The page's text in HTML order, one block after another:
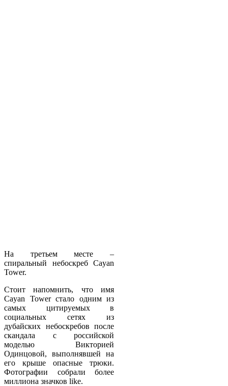
На третьем месте –
спиральный небоскреб Cayan
Tower.
Стоит напомнить, что имя
Cayan Tower стало одним из
самых цитируемых в
социальных сетях из
дубайских небоскребов после
скандала с российской
моделью Викторией
Одинцовой, выполнявшей на
его крыше опасные трюки.
Фотографии собрали более
миллиона значков like.